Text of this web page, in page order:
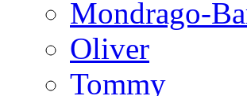
Mondrago-
Oliver
Tommy